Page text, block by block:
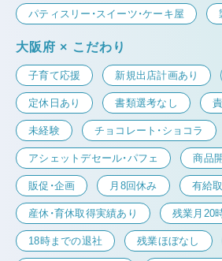
パティスリー・スイーツ・ケーキ屋
大阪府 × こだわり
子育て応援 新規出店計画あり
定休日あり 書類選考なし
未経験 チョコレート・ショコラ
アシェットデセール・パフェ 商品
販促・企画 月8回休み 有給
産休・育休取得実績あり 残業月20
18時までの退社 残業ほぼなし